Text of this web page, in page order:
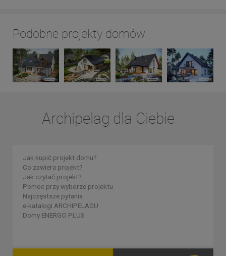
Podobne projekty domów
Archipelag dla Ciebie
Jak kupić projekt domu?
Co zawiera projekt?
Jak czytać projekt?
Pomoc przy wyborze projektu
Najczęstsze pytania
e-katalogi ARCHIPELAGU
Domy ENERGO PLUS